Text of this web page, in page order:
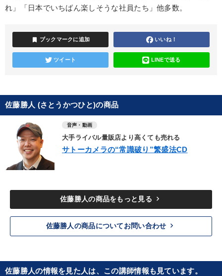
れ」「日本でいちばん楽しそうな社員たち」他多数。
bookmark ブックマークに追加 いいね！
ツイート LINEで送る
佐藤勝人 (さとうかつひと)の商品
音声・動画
大手ライバル量販店より高くても売れる
サトーカメラの“常識破り”繁盛法CD
佐藤勝人の商品をもっと見る keyboard_arrow_right
佐藤勝人の商品についてお問い合わせ keyboard_arrow_right
佐藤勝人の情報を見た人は、この講師情報も見ています。